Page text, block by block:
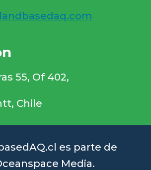
55, Of 402,
Chile
es parte de
Media.